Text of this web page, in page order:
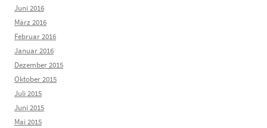
Juni 2016
März 2016
Februar 2016
Januar 2016
Dezember 2015
Oktober 2015
Juli 2015
Juni 2015
Mai 2015